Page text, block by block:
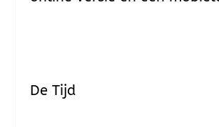
De Tijd